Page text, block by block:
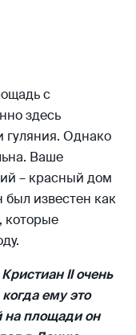
с
здесь
гуляния. Однако
Ваше
– красный дом
известен как
которые
II очень
ему это
на площади он